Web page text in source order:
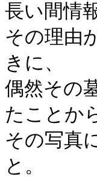
長い間情
その理由
きに、
偶然その
たことか
その写真
と。